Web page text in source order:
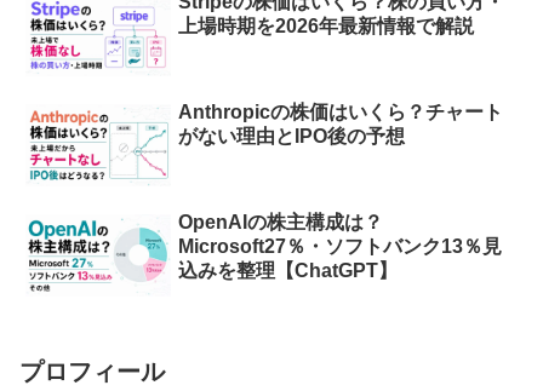
上場時期を2026年最新情報で解説
Anthropicの株価はいくら？チャート
がない理由とIPO後の予想
OpenAIの株主構成は？
Microsoft27％・ソフトバンク13％見
込みを整理【ChatGPT】
プロフィール